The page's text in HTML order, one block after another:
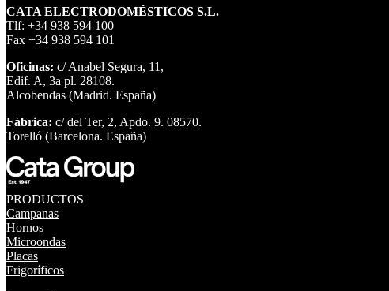
CATA ELECTRODOMÉSTICOS S.L.
Tlf: +34 938 594 100
Fax +34 938 594 101
Oficinas: c/ Anabel Segura, 11,
Edif. A, 3a pl. 28108.
Alcobendas (Madrid. España)
Fábrica: c/ del Ter, 2, Apdo. 9. 08570.
Torelló (Barcelona. España)
PRODUCTOS
Campanas
Hornos
Microondas
Placas
Frigoríficos